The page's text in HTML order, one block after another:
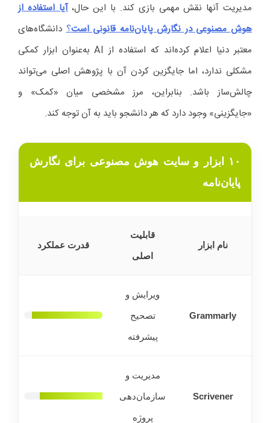
مدیریت آنها نقش مهمی بازی کند. با این حال،آیا استفاده از
هوش مصنوعی در نگارش پایان‌نامه قانونی است؟دانشگاه‌های
معتبر دنیا اعلام کرده‌اند که استفاده از AI به‌عنوان ابزار کمکی
مشکلی ندارد، اما جایگزین کردن آن با پژوهش اصلی می‌تواند
چالش‌ساز باشد. بنابراین، مرز مشخصی میان «کمک» و
«جایگزینی» وجود دارد که هر دانشجو باید به آن توجه کند.
۱۰ ابزار و سایت هوش مصنوعی برای نگارش
پایان‌نامه
نام ابزار
قابلیت
اصلی
قدرت عملکرد
Grammarly
ویرایش و
تصحیح
پیشرفته
Scrivener
مدیریت و
سازمان‌دهی
پروژه